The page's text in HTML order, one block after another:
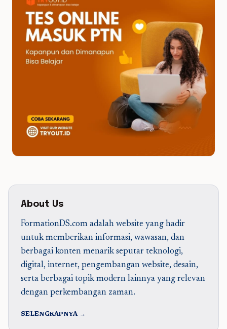
About Us
FormationDS.com adalah website yang hadir
untuk memberikan informasi, wawasan, dan
berbagai konten menarik seputar teknologi,
digital, internet, pengembangan website, desain,
serta berbagai topik modern lainnya yang relevan
dengan perkembangan zaman.
SELENGKAPNYA →